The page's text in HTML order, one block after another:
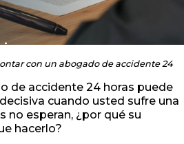
con un abogado de accidente 24
de accidente 24 horas puede
cuando usted sufre una
no esperan, ¿por qué su
hacerlo?